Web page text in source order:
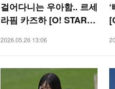
걸어다니는 우아함.. 르세
라핌 카즈하 [O! STAR
2026.05.26 13:06